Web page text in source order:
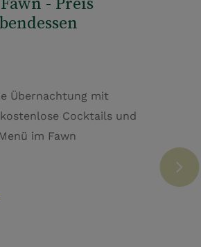
Übernachtung mit
Cocktails und
im Fawn